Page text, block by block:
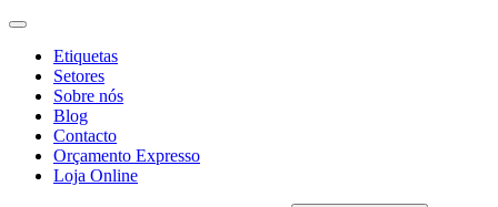
Etiquetas
Setores
Sobre nós
Blog
Contacto
Orçamento Expresso
Loja Online